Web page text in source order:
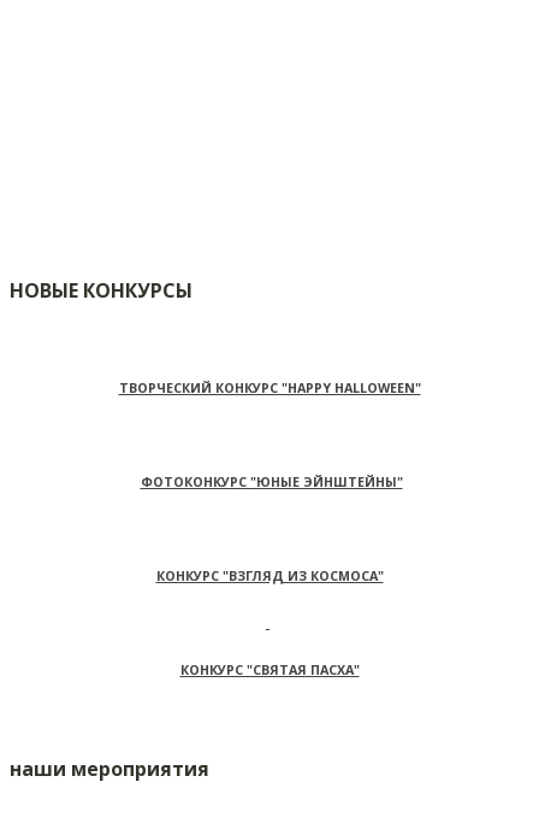
НОВЫЕ КОНКУРСЫ
ТВОРЧЕСКИЙ КОНКУРС "HAPPY HALLOWEEN"
ФОТОКОНКУРС "ЮНЫЕ ЭЙНШТЕЙНЫ"
КОНКУРС "ВЗГЛЯД ИЗ КОСМОСА"
КОНКУРС "СВЯТАЯ ПАСХА"
наши мероприятия